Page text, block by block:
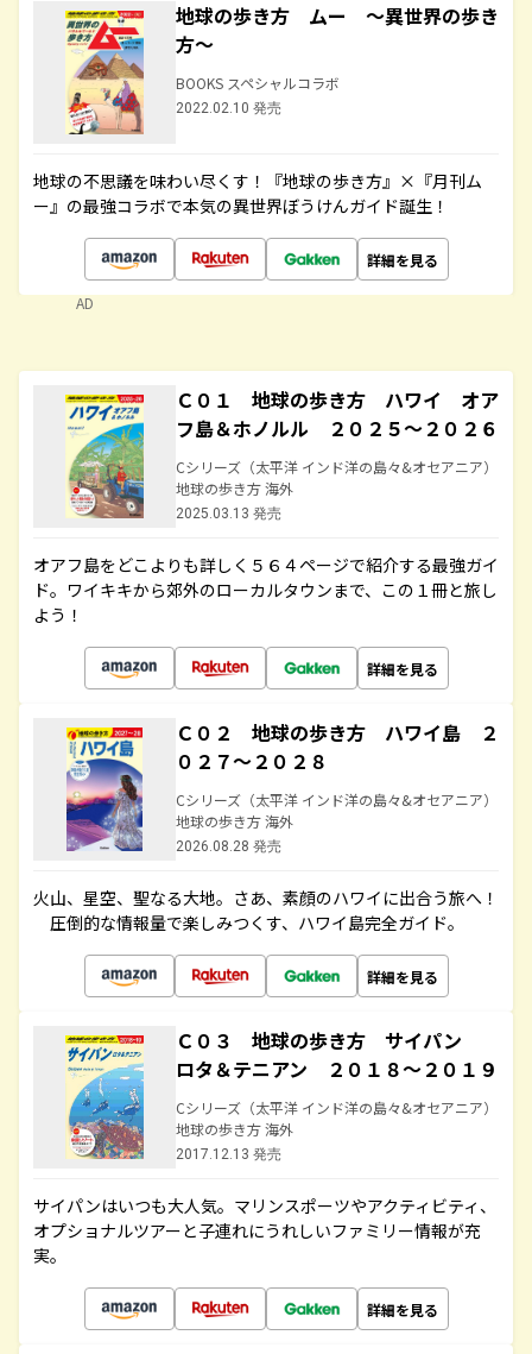
地球の歩き方 ムー ～異世界の歩き
方～
BOOKS スペシャルコラボ
2022.02.10 発売
地球の不思議を味わい尽くす！『地球の歩き方』×『月刊ム
ー』の最強コラボで本気の異世界ぼうけんガイド誕生！
詳細を見る
AD
Ｃ０１ 地球の歩き方 ハワイ オア
フ島＆ホノルル ２０２５～２０２６
Cシリーズ（太平洋 インド洋の島々&オセアニア）
地球の歩き方 海外
2025.03.13 発売
オアフ島をどこよりも詳しく５６４ページで紹介する最強ガイ
ド。ワイキキから郊外のローカルタウンまで、この１冊と旅し
よう！
詳細を見る
Ｃ０２ 地球の歩き方 ハワイ島 ２
０２７～２０２８
Cシリーズ（太平洋 インド洋の島々&オセアニア）
地球の歩き方 海外
2026.08.28 発売
火山、星空、聖なる大地――。さあ、素顔のハワイに出合う旅へ！
圧倒的な情報量で楽しみつくす、ハワイ島完全ガイド。
詳細を見る
Ｃ０３ 地球の歩き方 サイパン
ロタ＆テニアン ２０１８～２０１９
Cシリーズ（太平洋 インド洋の島々&オセアニア）
地球の歩き方 海外
2017.12.13 発売
サイパンはいつも大人気。マリンスポーツやアクティビティ、
オプショナルツアーと子連れにうれしいファミリー情報が充
実。
詳細を見る